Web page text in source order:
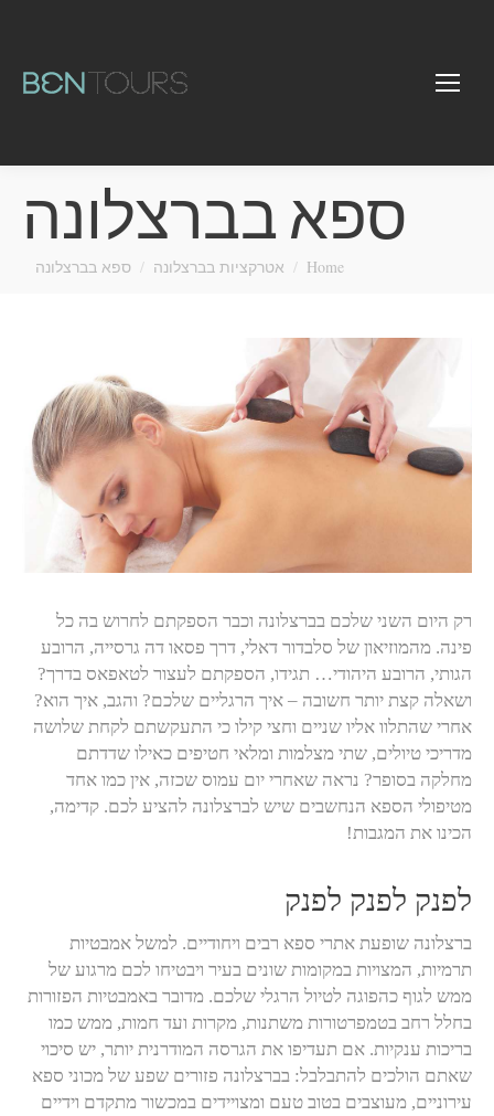
ספא בברצלונה
You are here:
Home אטרקציות בברצלונה ספא בברצלונה
רק היום השני שלכם בברצלונה וכבר הספקתם לחרוש בה כל
פינה. מהמוזיאון של סלבדור דאלי, דרך פסאו דה גרסייה, הרובע
הגותי, הרובע היהודי… תגידו, הספקתם לעצור לטאפאס בדרך?
ושאלה קצת יותר חשובה – איך הרגליים שלכם? והגב, איך הוא?
אחרי שהתלוו אליו שניים וחצי קילו כי התעקשתם לקחת שלושה
מדריכי טיולים, שתי מצלמות ומלאי חטיפים כאילו שדדתם
מחלקה בסופר? נראה שאחרי יום עמוס שכזה, אין כמו אחד
מטיפולי הספא הנחשבים שיש לברצלונה להציע לכם. קדימה,
הכינו את המגבות!
לפנק לפנק לפנק
ברצלונה שופעת אתרי ספא רבים ויחודיים. למשל אמבטיות
תרמיות, המצויות במקומות שונים בעיר ויבטיחו לכם מרגוע של
ממש לגוף כהפוגה לטיול הרגלי שלכם. מדובר באמבטיות הפזורות
בחלל רחב בטמפרטורות משתנות, מקרות ועד חמות, ממש כמו
בריכות ענקיות. אם תעדיפו את הגרסה המודרנית יותר, יש סיכוי
שאתם הולכים להתבלבל: בברצלונה פזורים שפע של מכוני ספא
עירוניים, מעוצבים בטוב טעם ומצויידים במכשור מתקדם וידיים